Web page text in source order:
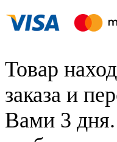
Товар
заказа и
Вами 3 дня.